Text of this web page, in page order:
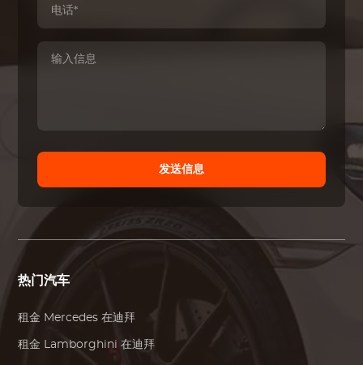
发送信息
热门汽车
租金 Mercedes 在迪拜
租金 Lamborghini 在迪拜